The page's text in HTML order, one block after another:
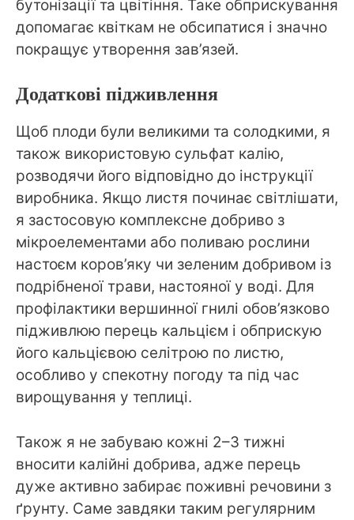
бутонізації та цвітіння. Таке обприскування
допомагає квіткам не обсипатися і значно
покращує утворення зав’язей.
Додаткові підживлення
Щоб плоди були великими та солодкими, я
також використовую сульфат калію,
розводячи його відповідно до інструкції
виробника. Якщо листя починає світлішати,
я застосовую комплексне добриво з
мікроелементами або поливаю рослини
настоєм коров’яку чи зеленим добривом із
подрібненої трави, настояної у воді. Для
профілактики вершинної гнилі обов’язково
підживлюю перець кальцієм і обприскую
його кальцієвою селітрою по листю,
особливо у спекотну погоду та під час
вирощування у теплиці.
Також я не забуваю кожні 2–3 тижні
вносити калійні добрива, адже перець
дуже активно забирає поживні речовини з
ґрунту. Саме завдяки таким регулярним